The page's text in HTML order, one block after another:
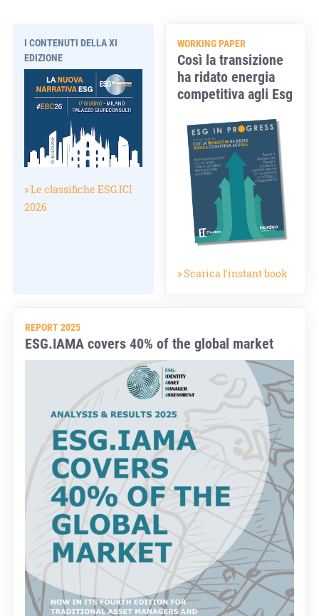
I CONTENUTI DELLA XI
EDIZIONE
» Le classifiche ESG.ICI
2026
WORKING PAPER
Così la transizione
ha ridato energia
competitiva agli Esg
» Scarica l'instant book
REPORT 2025
ESG.IAMA covers 40% of the global market